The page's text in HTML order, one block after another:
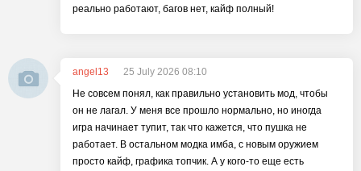
реально работают, багов нет, кайф полный!
angel13
25 July 2026 08:10
Не совсем понял, как правильно установить мод, чтобы
он не лагал. У меня все прошло нормально, но иногда
игра начинает тупит, так что кажется, что пушка не
работает. В остальном модка имба, с новым оружием
просто кайф, графика топчик. А у кого-то еще есть